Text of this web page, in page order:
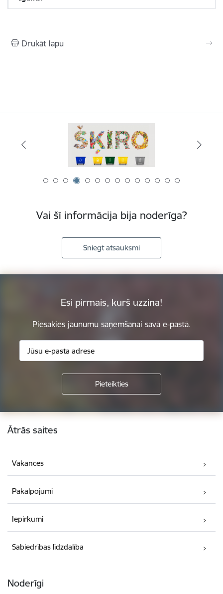
Drukāt lapu
Vai šī informācija bija noderīga?
Sniegt atsauksmi
Esi pirmais, kurš uzzina!
Piesakies jaunumu saņemšanai savā e-pastā.
Kājene
Ātrās saites
Vakances
Pakalpojumi
Iepirkumi
Sabiedrības līdzdalība
Noderīgi